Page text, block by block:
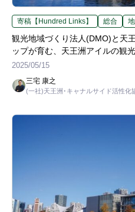
寄稿【Hundred Links】 総合
観光地域づくり法人(DMO)と天
ップが育む、天王洲アイルの観
2025/05/15
三宅 康之
(一社)天王洲･キャナルサイド活性化